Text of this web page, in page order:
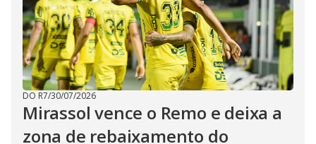
DO R7/30/07/2026
Mirassol vence o Remo e deixa a
zona de rebaixamento do